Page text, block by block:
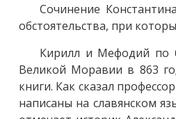
Сочинение
обстоятельства, при
Кирилл и Мефодий по
Великой Моравии в 863
книги. Как сказал
написаны на славянском